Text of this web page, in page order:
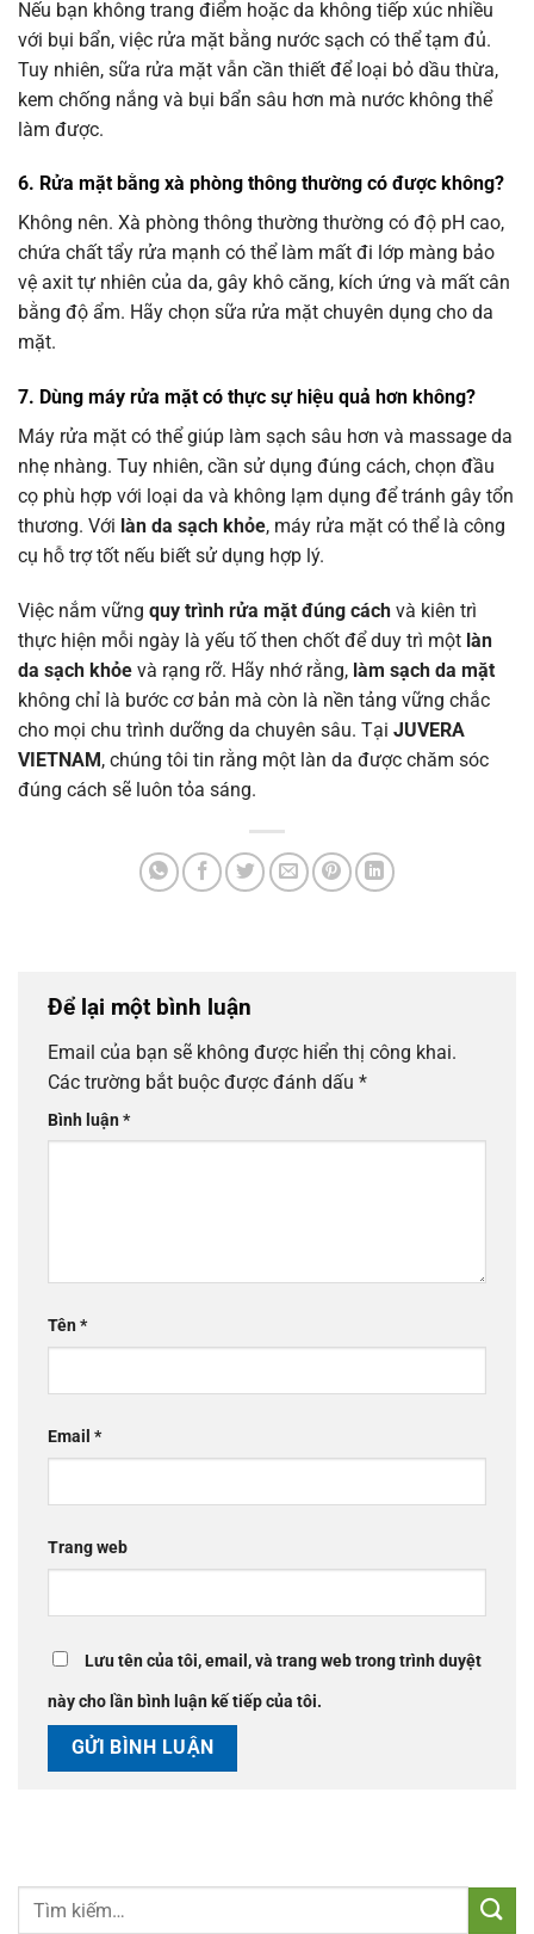
Nếu bạn không trang điểm hoặc da không tiếp xúc nhiều
với bụi bẩn, việc rửa mặt bằng nước sạch có thể tạm đủ.
Tuy nhiên, sữa rửa mặt vẫn cần thiết để loại bỏ dầu thừa,
kem chống nắng và bụi bẩn sâu hơn mà nước không thể
làm được.
6. Rửa mặt bằng xà phòng thông thường có được không?
Không nên. Xà phòng thông thường thường có độ pH cao,
chứa chất tẩy rửa mạnh có thể làm mất đi lớp màng bảo
vệ axit tự nhiên của da, gây khô căng, kích ứng và mất cân
bằng độ ẩm. Hãy chọn sữa rửa mặt chuyên dụng cho da
mặt.
7. Dùng máy rửa mặt có thực sự hiệu quả hơn không?
Máy rửa mặt có thể giúp làm sạch sâu hơn và massage da
nhẹ nhàng. Tuy nhiên, cần sử dụng đúng cách, chọn đầu
cọ phù hợp với loại da và không lạm dụng để tránh gây tổn
thương. Với làn da sạch khỏe, máy rửa mặt có thể là công
cụ hỗ trợ tốt nếu biết sử dụng hợp lý.
Việc nắm vững quy trình rửa mặt đúng cách và kiên trì
thực hiện mỗi ngày là yếu tố then chốt để duy trì một làn
da sạch khỏe và rạng rỡ. Hãy nhớ rằng, làm sạch da mặt
không chỉ là bước cơ bản mà còn là nền tảng vững chắc
cho mọi chu trình dưỡng da chuyên sâu. Tại JUVERA
VIETNAM, chúng tôi tin rằng một làn da được chăm sóc
đúng cách sẽ luôn tỏa sáng.
Để lại một bình luận
Email của bạn sẽ không được hiển thị công khai.
Các trường bắt buộc được đánh dấu *
Bình luận*
Tên*
Email *
Trang web
Lưu tên của tôi, email, và trang web trong trình duyệt
này cho lần bình luận kế tiếp của tôi.